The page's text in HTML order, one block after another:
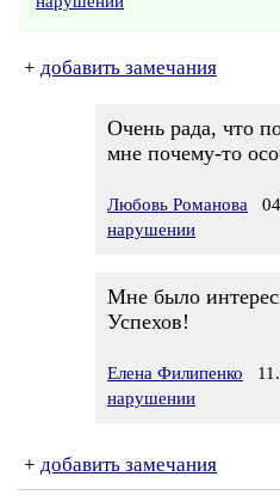
+ добавить замечания
Очень рада, что
мне почему-то
Любовь Романова
нарушении
Мне было
Успехов!
Елена Филипенко
нарушении
+ добавить замечания